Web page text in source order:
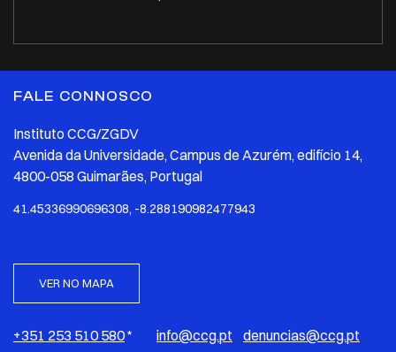
FALE CONNOSCO
Instituto CCG/ZGDV
Avenida da Universidade, Campus de Azurém, edifício 14,
4800-058 Guimarães, Portugal
41.45336990696308, -8.288190982477943
VER NO MAPA
+351 253 510 580* info@ccg.pt denuncias@ccg.pt